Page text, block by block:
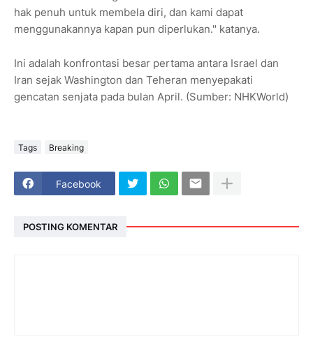
hak penuh untuk membela diri, dan kami dapat
menggunakannya kapan pun diperlukan." katanya.
Ini adalah konfrontasi besar pertama antara Israel dan
Iran sejak Washington dan Teheran menyepakati
gencatan senjata pada bulan April. (Sumber: NHKWorld)
Tags Breaking
Facebook
POSTING KOMENTAR